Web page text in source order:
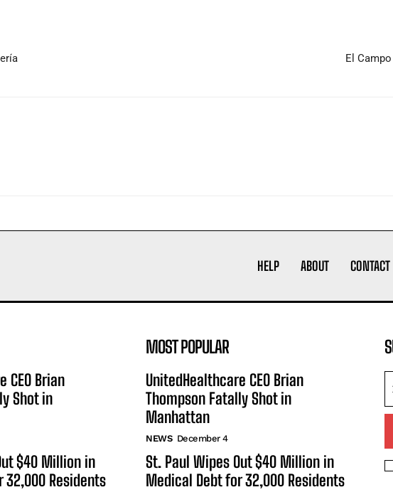
El
HELP ABOUT CONTACT
CEO Brian
Shot in
$40 Million in
Residents
MOST POPULAR
UnitedHealthcare CEO Brian
Thompson Fatally Shot in
Manhattan
NEWS December 4
St. Paul Wipes Out $40 Million in
Medical Debt for 32,000 Residents